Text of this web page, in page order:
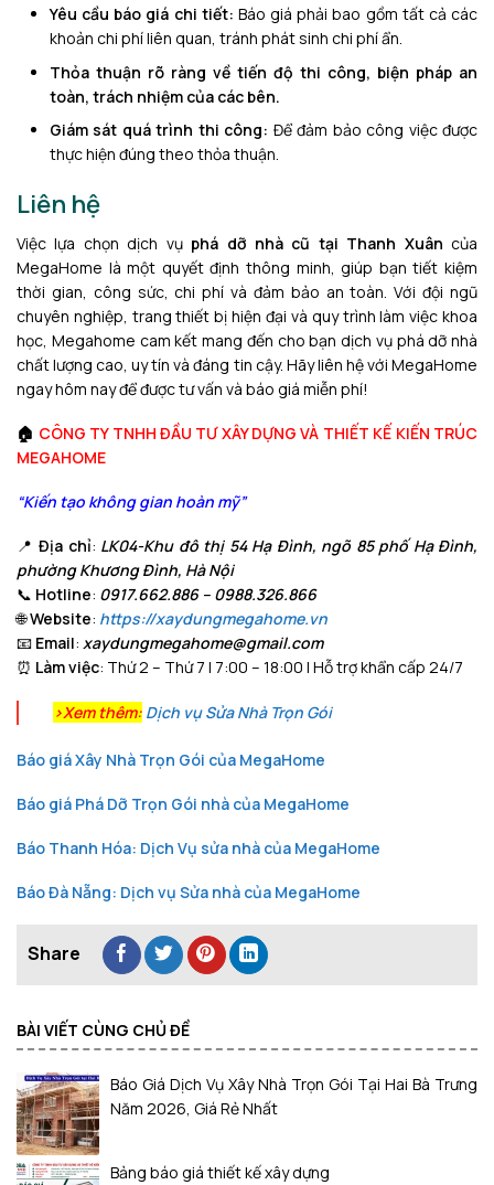
Yêu cầu báo giá chi tiết: Báo giá phải bao gồm tất cả các
khoản chi phí liên quan, tránh phát sinh chi phí ẩn.
Thỏa thuận rõ ràng về tiến độ thi công, biện pháp an
toàn, trách nhiệm của các bên.
Giám sát quá trình thi công: Để đảm bảo công việc được
thực hiện đúng theo thỏa thuận.
Liên hệ
Việc lựa chọn dịch vụ phá dỡ nhà cũ tại Thanh Xuâncủa
MegaHome là một quyết định thông minh, giúp bạn tiết kiệm
thời gian, công sức, chi phí và đảm bảo an toàn. Với đội ngũ
chuyên nghiệp, trang thiết bị hiện đại và quy trình làm việc khoa
học, Megahome cam kết mang đến cho bạn dịch vụ phá dỡ nhà
chất lượng cao, uy tín và đáng tin cậy. Hãy liên hệ với MegaHome
ngay hôm nay để được tư vấn và báo giá miễn phí!
🏠 CÔNG TY TNHH ĐẦU TƯ XÂY DỰNG VÀ THIẾT KẾ KIẾN TRÚC
MEGAHOME
“Kiến tạo không gian hoàn mỹ”
📍 Địa chỉ: LK04-Khu đô thị 54 Hạ Đình, ngõ 85 phố Hạ Đình,
phường Khương Đình, Hà Nội
📞 Hotline: 0917.662.886 – 0988.326.866
🌐Website: https://xaydungmegahome.vn
📧 Email: xaydungmegahome@gmail.com
⏰ Làm việc: Thứ 2 – Thứ 7 | 7:00 – 18:00 | Hỗ trợ khẩn cấp 24/7
>Xem thêm: Dịch vụ Sửa Nhà Trọn Gói
Báo giá Xây Nhà Trọn Gói của MegaHome
Báo giá Phá Dỡ Trọn Gói nhà của MegaHome
Báo Thanh Hóa: Dịch Vụ sửa nhà của MegaHome
Báo Đà Nẵng: Dịch vụ Sửa nhà của MegaHome
BÀI VIẾT CÙNG CHỦ ĐỀ
Báo Giá Dịch Vụ Xây Nhà Trọn Gói Tại Hai Bà Trưng
Năm 2026, Giá Rẻ Nhất
Bảng báo giá thiết kế xây dựng